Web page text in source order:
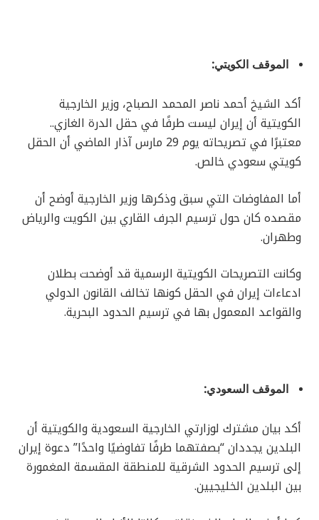
الموقف الكويتي:
أكد الشيخ أحمد ناصر المحمد الصباح، وزير الخارجية
الكويتية أن إيران ليست طرفًا في حقل الدرة الغازي..
معتبرًا في تصريحاته يوم 29 مارس آذار الماضي أن الحقل
كويتي سعودي خالص.
أما المفاوضات التي سبق وذكرها وزير الخارجية أوضح أن
مقصده كان حول ترسيم الجرف القاري بين الكويت والرياض
وطهران.
وكانت التصريحات الكويتية الرسمية قد أوضحت بطلان
ادعاءات إيران في الحقل كونها تخالف القانون الدولي
والقواعد المعمول بها في ترسيم الحدود البحرية.
الموقف السعودي:
أكد بيان مشترك لوزارتي الخارجية السعودية والكويتية أن
البلدين يجددان “بصفتهما طرفًا تفاوضيًا واحدًا” دعوة إيران
إلى ترسيم الحدود الشرقية للمنطقة المقسمة المغمورة
بين البلدين الخليجيين.